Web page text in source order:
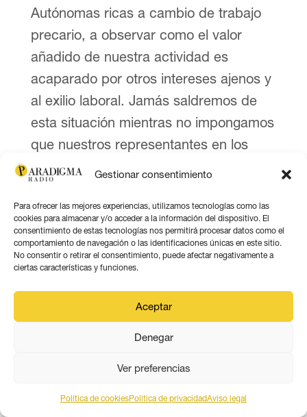
Gestionar consentimiento
Para ofrecer las mejores experiencias, utilizamos tecnologías como las
cookies para almacenar y/o acceder a la información del dispositivo. El
consentimiento de estas tecnologías nos permitirá procesar datos como el
comportamiento de navegación o las identificaciones únicas en este sitio.
No consentir o retirar el consentimiento, puede afectar negativamente a
ciertas características y funciones.
Aceptar
Denegar
Ver preferencias
Política de cookiesPolitica de privacidadAviso legal
Autónomas ricas a cambio de trabajo
precario, a observar como el valor
añadido de nuestra actividad es
acaparado por otros intereses ajenos y
al exilio laboral. Jamás saldremos de
esta situación mientras no impongamos
que nuestros representantes en los
centros de poder tengan solo
intereses.
Para Madrid no es una
obligación“arreglar el Sur”
problemas: aplicar políticas bajo el
prisma de la equidad, reducir la brecha
existente y acabar con la vergonzante
embargo sí ha sido una
prioridad“arreglar lo del Sur”:imponer